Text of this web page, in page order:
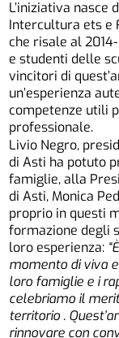
L’iniziativa nasce
Intercultura ets e
che risale al
e studenti delle
vincitori di
un’esperienza
competenze utili
professionale.
Livio Negro,
di Asti ha potuto
famiglie, alla
di Asti, Monica
proprio in questi
formazione degli
loro esperienza: “È
momento di viva
loro famiglie e i
celebriamo il
territorio .
rinnovare con